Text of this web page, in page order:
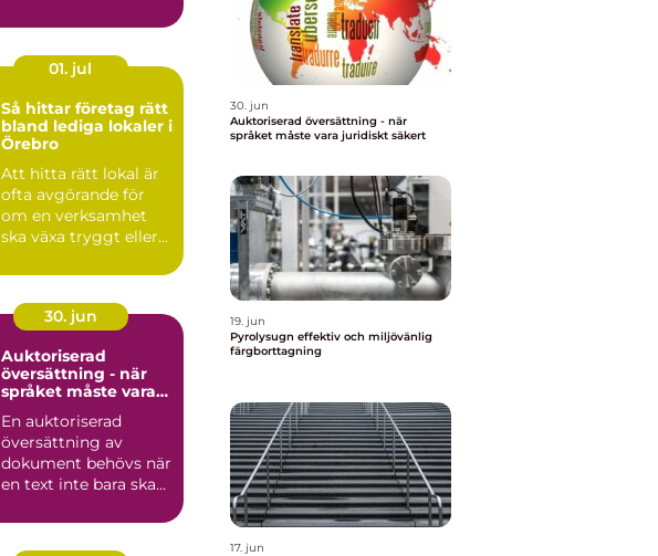
lokal med sto...
01. jul
Så hittar företag rätt
bland lediga lokaler i
Örebro
Att hitta rätt lokal är
ofta avgörande för
om en verksamhet
ska växa tryggt eller
30. jun
Auktoriserad
översättning - när
språket måste vara
En auktoriserad
översättning av
dokument behövs när
en text inte bara ska
30. jun
Auktoriserad översättning - när
språket måste vara juridiskt säkert
19. jun
Pyrolysugn effektiv och miljövänlig
färgborttagning
17. jun